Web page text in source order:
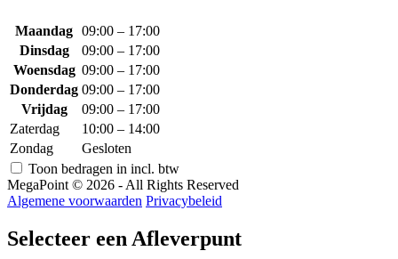
Maandag 09:00 – 17:00
Dinsdag
09:00 – 17:00
Woensdag 09:00 – 17:00
Donderdag 09:00 – 17:00
Vrijdag
09:00 – 17:00
Zaterdag
10:00 – 14:00
Zondag
Gesloten
Toon bedragen in incl. btw
MegaPoint © 2026 - All Rights Reserved
Algemene voorwaarden Privacybeleid
Selecteer een Afleverpunt